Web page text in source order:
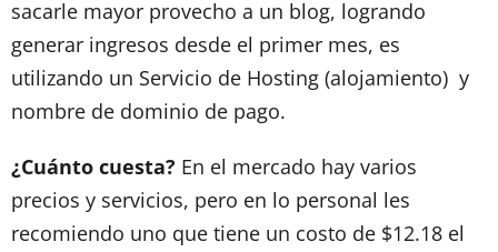
sacarle mayor provecho a un blog, logrando
generar ingresos desde el primer mes, es
utilizando un Servicio de Hosting (alojamiento) y
nombre de dominio de pago.
¿Cuánto cuesta? En el mercado hay varios
precios y servicios, pero en lo personal les
recomiendo uno que tiene un costo de $12.18 el